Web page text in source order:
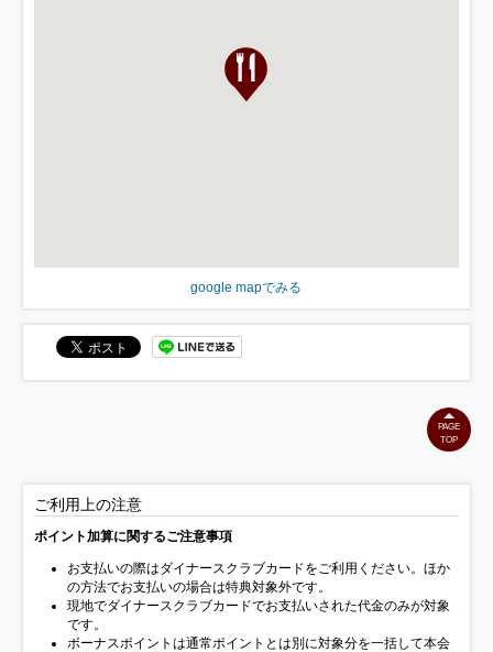
google mapでみる
PAGE
TOP
ご利用上の注意
ポイント加算に関するご注意事項
お支払いの際はダイナースクラブカードをご利用ください。ほか
の方法でお支払いの場合は特典対象外です。
現地でダイナースクラブカードでお支払いされた代金のみが対象
です。
ボーナスポイントは通常ポイントとは別に対象分を一括して本会